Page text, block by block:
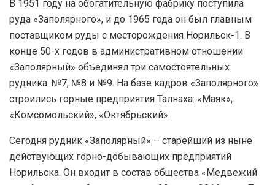
В 1951 году на обогатительную фабрику поступила
руда «Заполярного», и до 1965 года он был главным
поставщиком руды с месторождения Норильск-1. В
конце 50-х годов в административном отношении
«Заполярный» объединял три самостоятельных
рудника: №7, №8 и №9. На базе кадров «Заполярного»
строились горные предприятия Талнаха: «Маяк»,
«Комсомольский», «Октябрьский».
Сегодня рудник «Заполярный» – старейший из ныне
действующих горно-добывающих предприятий
Норильска. Он входит в состав общества «Медвежий